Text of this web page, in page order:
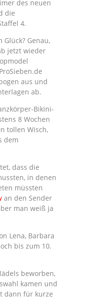
des neuen
die
4.
Genau,
jetzt wieder
aus und
ab.
Bikini-
8 Wochen
tollen Wisch,
dem
dass die
in denen
müssten
an den Sender
man weiß ja
Lena, Barbara
bis zum 10.
beworben,
kamen und
dann für kurze